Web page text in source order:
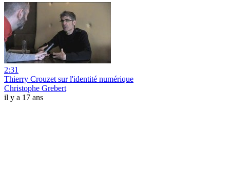
2:31
Thierry Crouzet sur l'identité numérique
Christophe Grebert
il y a 17 ans